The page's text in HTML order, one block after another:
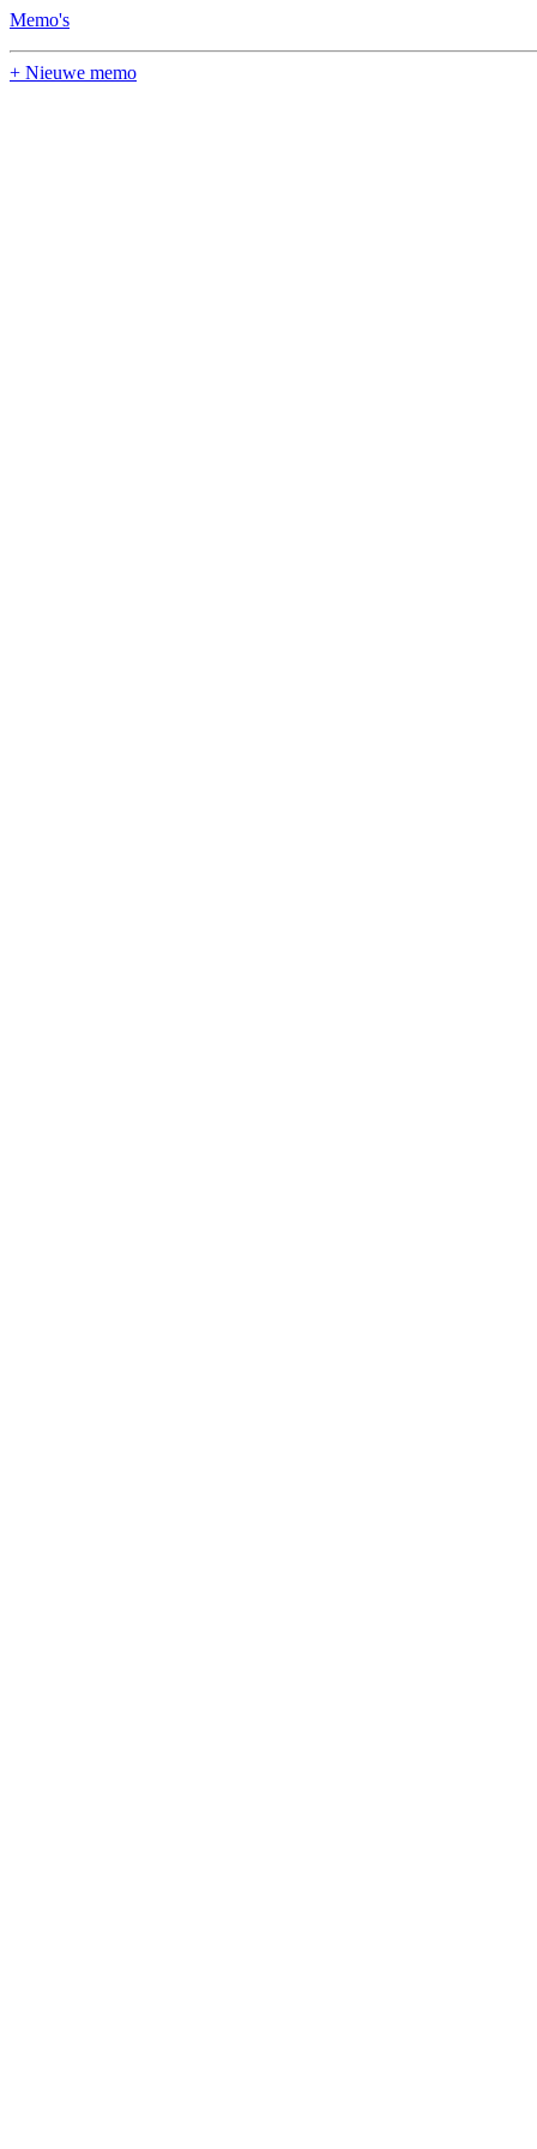
Memo's
+ Nieuwe memo